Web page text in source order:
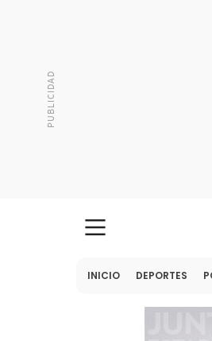
INICIO DEPORTES